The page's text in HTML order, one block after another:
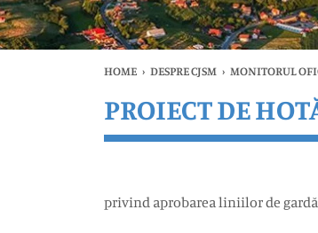
HOME › DESPRE CJSM › MONITORUL
PROIECT DE
privind aprobarea liniilor de